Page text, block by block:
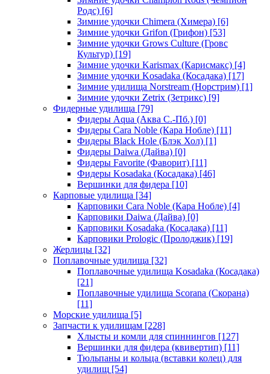
Родс) [6]
Зимние удочки Chimera (Химера) [6]
Зимние удочки Grifon (Грифон) [53]
Зимние удочки Grows Culture (Гровс
Культур) [19]
Зимние удочки Karismax (Карисмакс) [4]
Зимние удочки Kosadaka (Косадака) [17]
Зимние удилища Norstream (Норстрим) [1]
Зимние удочки Zetrix (Зетрикс) [9]
Фидерные удилища [79]
Фидеры Aqua (Аква С.-Пб.) [0]
Фидеры Cara Noble (Кара Нобле) [11]
Фидеры Black Hole (Блэк Хол) [1]
Фидеры Daiwa (Дайва) [0]
Фидеры Favorite (Фаворит) [11]
Фидеры Kosadaka (Косадака) [46]
Вершинки для фидера [10]
Карповые удилища [34]
Карповики Cara Noble (Кара Нобле) [4]
Карповики Daiwa (Дайва) [0]
Карповики Kosadaka (Косадака) [11]
Карповики Prologic (Пролоджик) [19]
Жерлицы [32]
Поплавочные удилища [32]
Поплавочные удилища Kosadaka (Косадака)
[21]
Поплавочные удилища Scorana (Скорана)
[11]
Морские удилища [5]
Запчасти к удилищам [228]
Хлысты и комли для спиннингов [127]
Вершинки для фидера (квивертип) [11]
Тюльпаны и кольца (вставки колец) для
удилищ [54]